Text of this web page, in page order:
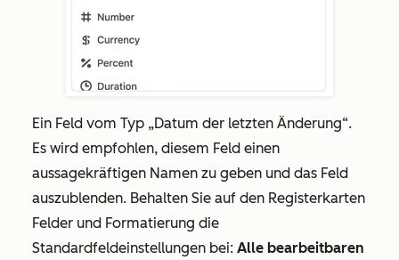
Ein Feld vom Typ „Datum der letzten Änderung“.
Es wird empfohlen, diesem Feld einen
aussagekräftigen Namen zu geben und das Feld
auszublenden. Behalten Sie auf den Registerkarten
Felder und Formatierung die
Standardfeldeinstellungen bei: Alle bearbeitbaren